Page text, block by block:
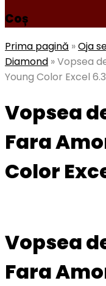
Coș
Prima pagină »Oja
Diamond »Vopsea
Young Color Excel 6.3
Vopsea
Fara
Color
Vopsea
Fara